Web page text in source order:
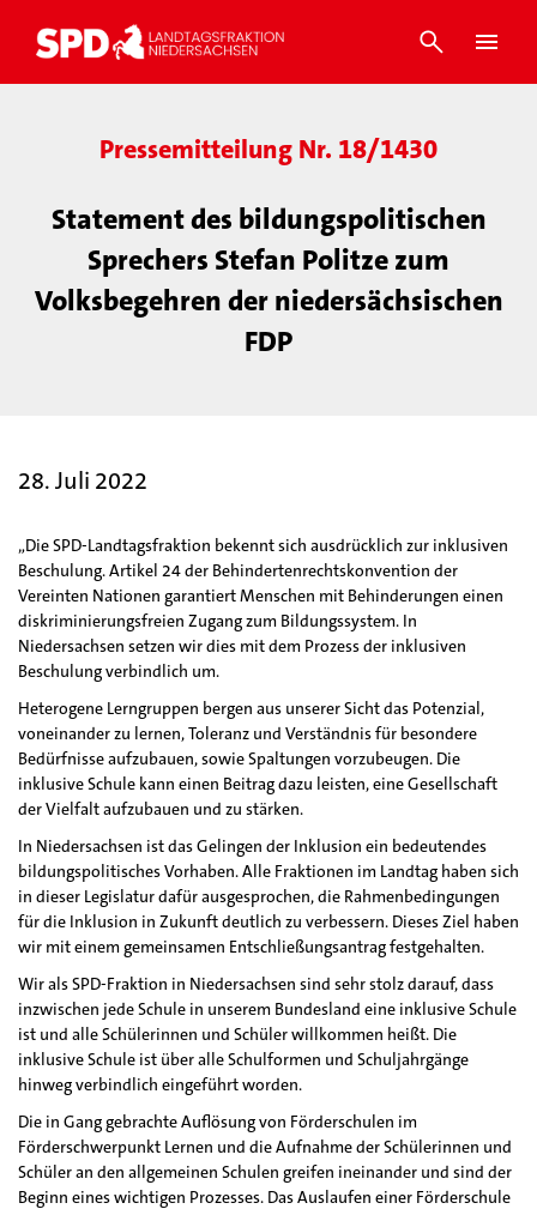
Pressemitteilung Nr. 18/1430
Statement des bildungspolitischen
Sprechers Stefan Politze zum
Volksbegehren der niedersächsischen
FDP
28. Juli 2022
„Die SPD-Landtagsfraktion bekennt sich ausdrücklich zur inklusiven
Beschulung. Artikel 24 der Behindertenrechtskonvention der
Vereinten Nationen garantiert Menschen mit Behinderungen einen
diskriminierungsfreien Zugang zum Bildungssystem. In
Niedersachsen setzen wir dies mit dem Prozess der inklusiven
Beschulung verbindlich um.
Heterogene Lerngruppen bergen aus unserer Sicht das Potenzial,
voneinander zu lernen, Toleranz und Verständnis für besondere
Bedürfnisse aufzubauen, sowie Spaltungen vorzubeugen. Die
inklusive Schule kann einen Beitrag dazu leisten, eine Gesellschaft
der Vielfalt aufzubauen und zu stärken.
In Niedersachsen ist das Gelingen der Inklusion ein bedeutendes
bildungspolitisches Vorhaben. Alle Fraktionen im Landtag haben sich
in dieser Legislatur dafür ausgesprochen, die Rahmenbedingungen
für die Inklusion in Zukunft deutlich zu verbessern. Dieses Ziel haben
wir mit einem gemeinsamen Entschließungsantrag festgehalten.
Wir als SPD-Fraktion in Niedersachsen sind sehr stolz darauf, dass
inzwischen jede Schule in unserem Bundesland eine inklusive Schule
ist und alle Schülerinnen und Schüler willkommen heißt. Die
inklusive Schule ist über alle Schulformen und Schuljahrgänge
hinweg verbindlich eingeführt worden.
Die in Gang gebrachte Auflösung von Förderschulen im
Förderschwerpunkt Lernen und die Aufnahme der Schülerinnen und
Schüler an den allgemeinen Schulen greifen ineinander und sind der
Beginn eines wichtigen Prozesses. Das Auslaufen einer Förderschule